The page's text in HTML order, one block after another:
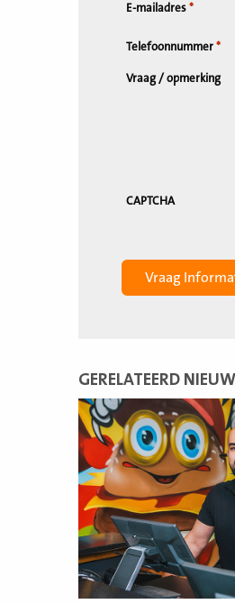
E-mailadres *
Telefoonnummer *
Vraag / opmerking
CAPTCHA
GERELATEERD
Lees
meer